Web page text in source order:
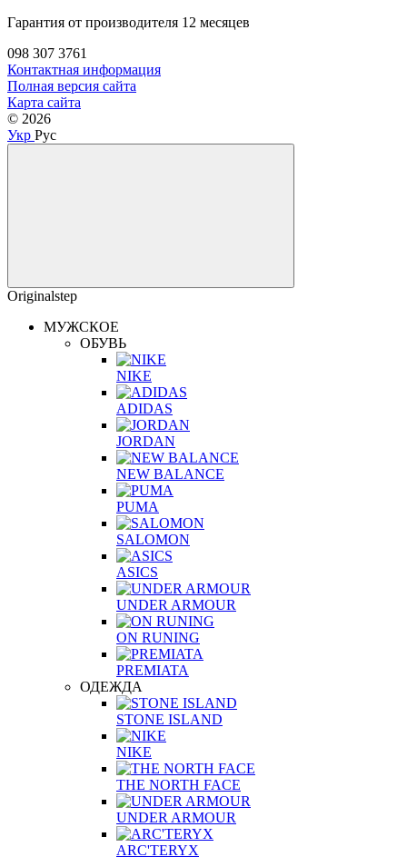
Гарантия от производителя 12 месяцев
098 307 3761
Контактная информация
Полная версия сайта
Карта сайта
© 2026
Укр Рус
Originalstep
МУЖСКОЕ
ОБУВЬ
NIKE
ADIDAS
JORDAN
NEW BALANCE
PUMA
SALOMON
ASICS
UNDER ARMOUR
ON RUNING
PREMIATA
ОДЕЖДА
STONE ISLAND
NIKE
THE NORTH FACE
UNDER ARMOUR
ARC'TERYX